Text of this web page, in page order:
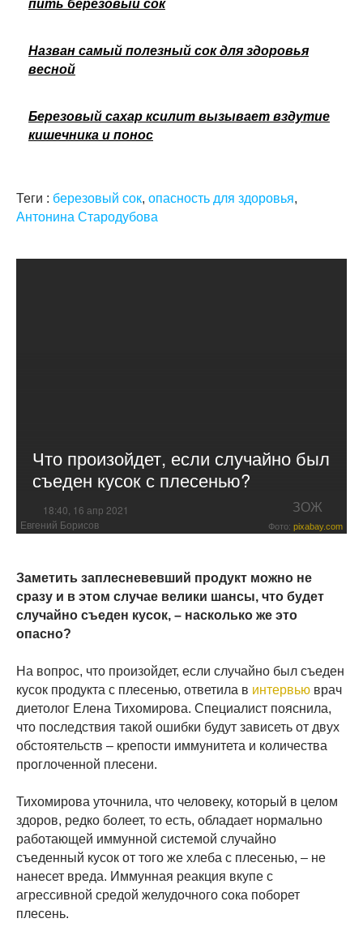
пить березовый сок
Назван самый полезный сок для здоровья
весной
Березовый сахар ксилит вызывает вздутие
кишечника и понос
Теги : березовый сок, опасность для здоровья,
Антонина Стародубова
Что произойдет, если случайно был
съеден кусок с плесенью?
18:40, 16 апр 2021 ЗОЖ
Евгений Борисов Фото: pixabay.com
Заметить заплесневевший продукт можно не
сразу и в этом случае велики шансы, что будет
случайно съеден кусок, – насколько же это
опасно?
На вопрос, что произойдет, если случайно был съеден
кусок продукта с плесенью, ответила в интервью врач
диетолог Елена Тихомирова. Специалист пояснила,
что последствия такой ошибки будут зависеть от двух
обстоятельств – крепости иммунитета и количества
проглоченной плесени.
Тихомирова уточнила, что человеку, который в целом
здоров, редко болеет, то есть, обладает нормально
работающей иммунной системой случайно
съеденный кусок от того же хлеба с плесенью, – не
нанесет вреда. Иммунная реакция вкупе с
агрессивной средой желудочного сока поборет
плесень.